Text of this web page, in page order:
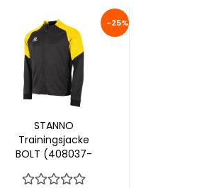
-25%
STANNO
Trainingsjacke
BOLT (408037-